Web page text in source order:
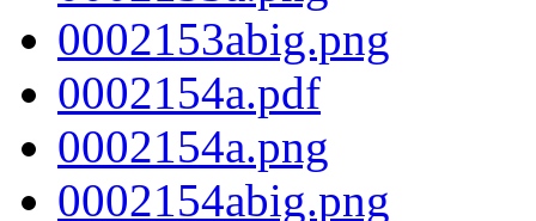
0002153abig.png
0002154a.pdf
0002154a.png
0002154abig.png